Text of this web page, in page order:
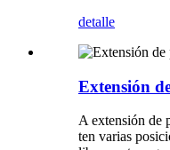
detalle
Extensión
A extensión de
ten varias